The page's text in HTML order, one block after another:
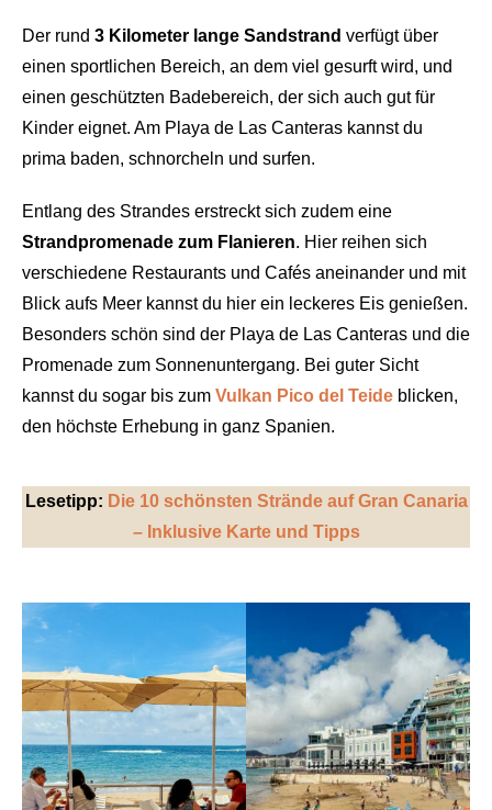
Der rund 3 Kilometer lange Sandstrand verfügt über
einen sportlichen Bereich, an dem viel gesurft wird, und
einen geschützten Badebereich, der sich auch gut für
Kinder eignet. Am Playa de Las Canteras kannst du
prima baden, schnorcheln und surfen.
Entlang des Strandes erstreckt sich zudem eine
Strandpromenade zum Flanieren. Hier reihen sich
verschiedene Restaurants und Cafés aneinander und mit
Blick aufs Meer kannst du hier ein leckeres Eis genießen.
Besonders schön sind der Playa de Las Canteras und die
Promenade zum Sonnenuntergang. Bei guter Sicht
kannst du sogar bis zum Vulkan Pico del Teide blicken,
den höchste Erhebung in ganz Spanien.
Lesetipp: Die 10 schönsten Strände auf Gran Canaria
– Inklusive Karte und Tipps